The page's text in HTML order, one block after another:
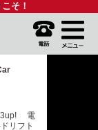
そ！